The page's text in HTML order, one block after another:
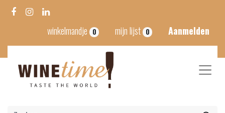
winkelmandje 0 mijn lijst 0 Aanmelden